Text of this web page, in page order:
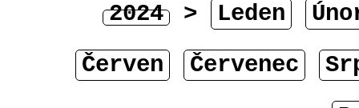
2024 > Leden
Červen
Červenec